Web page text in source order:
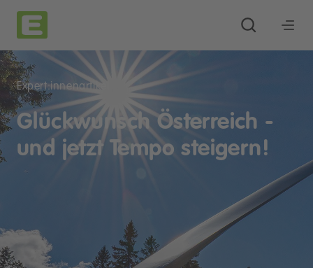
Expert:innenartikel
Glückwunsch Österreich -
und jetzt Tempo steigern!